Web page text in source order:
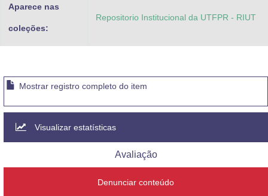
Aparece nas
coleções:
Repositorio Institucional da UTFPR - RIUT
Mostrar registro completo do item
Visualizar estatísticas
Avaliação
Denunciar conteúdo